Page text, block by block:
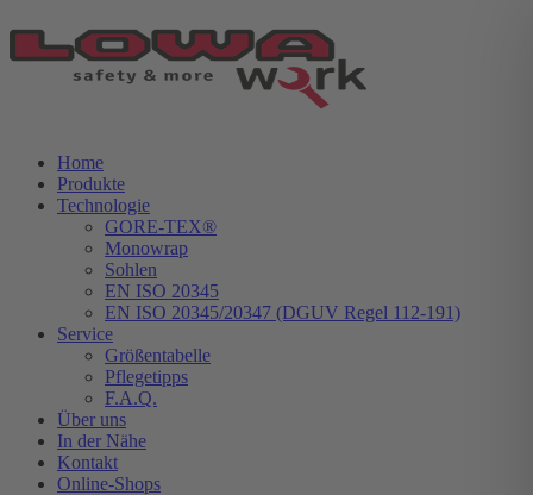
Home
Produkte
Technologie
GORE-TEX®
Monowrap
Sohlen
EN ISO 20345
EN ISO 20345/20347 (DGUV Regel 112-191)
Service
Größentabelle
Pflegetipps
F.A.Q.
Über uns
In der Nähe
Kontakt
Online-Shops